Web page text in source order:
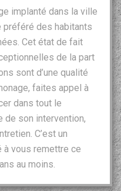
implanté dans la ville
préféré des habitants
Cet état de fait
de la part
sont d’une qualité
faites appel à
dans tout le
de son intervention,
C’est un
à vous remettre ce
au moins.